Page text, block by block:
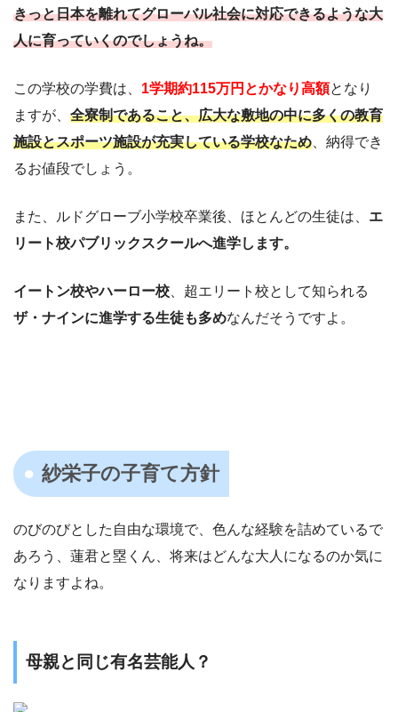
きっと日本を離れてグローバル社会に対応できるような大
人に育っていくのでしょうね。
この学校の学費は、 1学期約115万円とかなり高額となり
ますが、 全寮制であること、広大な敷地の中に多くの教育
施設とスポーツ施設が充実している学校なため 、納得でき
るお値段でしょう。
また、ルドグローブ小学校卒業後、ほとんどの生徒は、 エ
リート校パブリックスクールへ進学します。
イートン校やハーロー校 、超エリート校として知られる
ザ・ナインに進学する生徒も多めなんだそうですよ。
紗栄子の子育て方針
のびのびとした自由な環境で、色んな経験を詰めているで
あろう、蓮君と塁くん、将来はどんな大人になるのか気に
なりますよね。
母親と同じ有名芸能人？